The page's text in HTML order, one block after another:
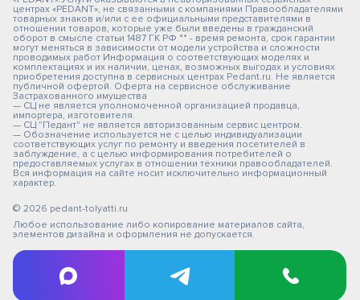
центрах «PEDANT», не связанными с компаниями Правообладателями
товарных знаков и/или с ее официальными представителями в
отношении товаров, которые уже были введены в гражданский
оборот в смысле статьи 1487 ГК РФ ** - время ремонта, срок гарантии
могут меняться в зависимости от модели устройства и сложности
проводимых работ Информация о соответствующих моделях и
комплектациях и их наличии, ценах, возможных выгодах и условиях
приобретения доступна в сервисных центрах Pedant.ru. Не является
публичной офертой. Оферта на сервисное обслуживание
Застрахованного имущества
— СЦ не является уполномоченной организацией продавца,
импортера, изготовителя.
— СЦ "Педант" не является авторизованным сервис центром.
— Обозначение используется не с целью индивидуализации
соответствующих услуг по ремонту и введения посетителей в
заблуждение, а с целью информирования потребителей о
предоставляемых услугах в отношении техники правообладателей.
Вся информация на сайте носит исключительно информационный
характер.
© 2026 pedant-tolyatti.ru
Любое использование либо копирование материалов сайта,
элементов дизайна и оформления не допускается.